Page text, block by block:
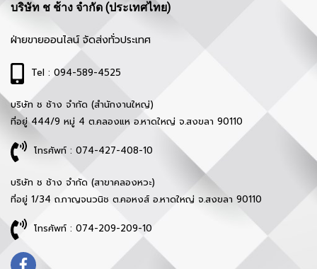
บริษัท ช ช้าง จำกัด (ประเทศไทย)
ฝ่ายขายออนไลน์ จัดส่งทั่วประเทศ
Tel : 094-589-4525
บริษัท ช ช้าง จำกัด (สำนักงานใหญ่)
ที่อยู่ 444/9 หมู่ 4 ต.คลองแห อ.หาดใหญ่ จ.สงขลา 90110
โทรศัพท์ : 074-427-408-10
บริษัท ช ช้าง จำกัด (สาขาคลองหวะ)
ที่อยู่ 1/34 ถ.กาญจนวนิช ต.คอหงส์ อ.หาดใหญ่ จ.สงขลา 90110
โทรศัพท์ : 074-209-209-10